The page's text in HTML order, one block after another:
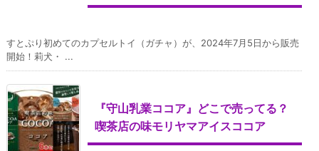
すとぷり初めてのカプセルトイ（ガチャ）が、2024年7月5日から販売
開始！莉犬・ ...
『守山乳業ココア』どこで売ってる？
喫茶店の味モリヤマアイスココア